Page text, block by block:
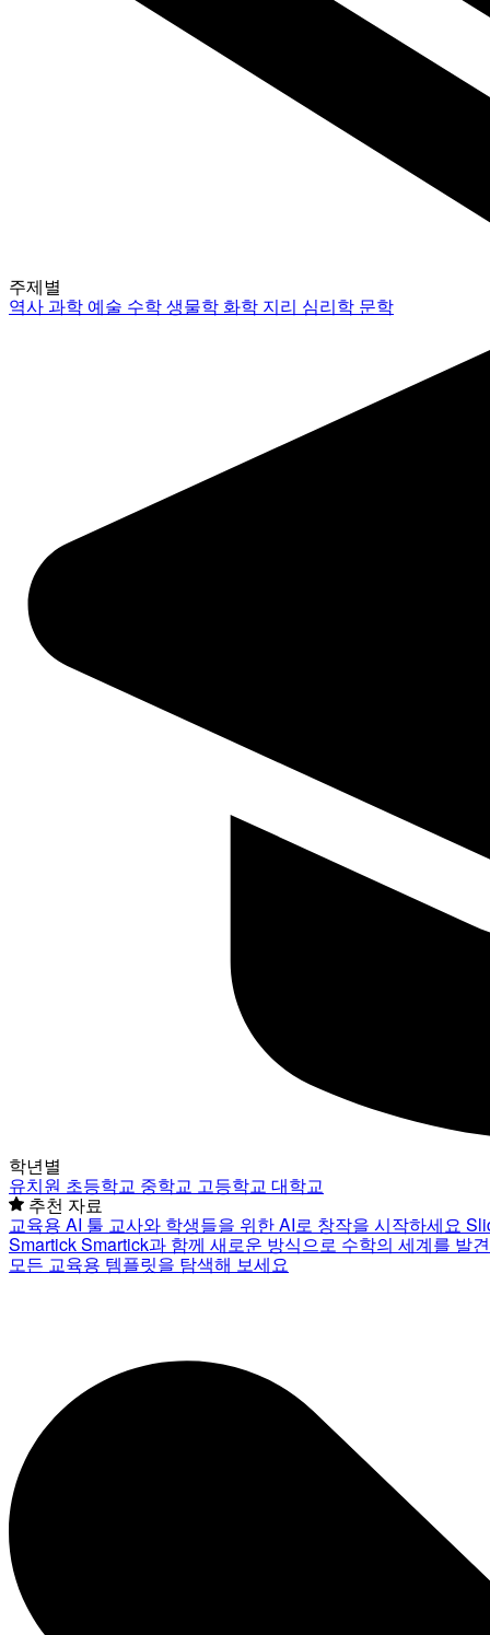
주제별
역사과학 예술 수학생물학 화학 지리 심리학 문학
학년별
유치원 초등학교 중학교 고등학교 대학교
추천 자료
교육용 AI 툴 교사와 학생들을 위한 AI로 창작을 시작하세요
SmartickSmartick과 함께 새로운 방식으로 수학의 세계를 발
모든 교육용 템플릿을 탐색해 보세요